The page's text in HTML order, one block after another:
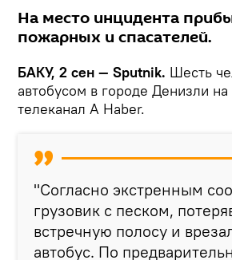
На место инцидента
пожарных и спасателей.
БАКУ, 2 сен — Sputnik. Шесть
автобусом в городе Денизли
телеканал A Haber.
"Согласно экстренным
грузовик с песком,
встречную полосу и
автобус. По